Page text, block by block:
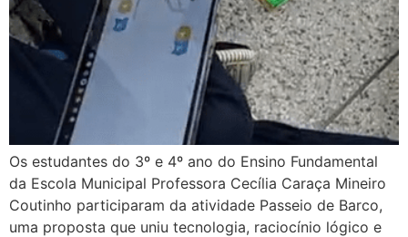
Os estudantes do 3º e 4º ano do Ensino Fundamental
da Escola Municipal Professora Cecília Caraça Mineiro
Coutinho participaram da atividade Passeio de Barco,
uma proposta que uniu tecnologia, raciocínio lógico e